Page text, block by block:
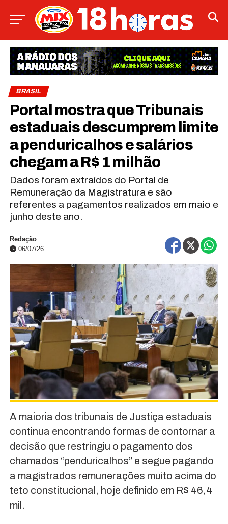
BRASIL
Portal mostra que Tribunais
estaduais descumprem limite
a penduricalhos e salários
chegam a R$ 1 milhão
Dados foram extraídos do Portal de
Remuneração da Magistratura e são
referentes a pagamentos realizados em maio e
junho deste ano.
Redação
06/07/26
A maioria dos tribunais de Justiça estaduais
continua encontrando formas de contornar a
decisão que restringiu o pagamento dos
chamados “penduricalhos” e segue pagando
a magistrados remunerações muito acima do
teto constitucional, hoje definido em R$ 46,4
mil.